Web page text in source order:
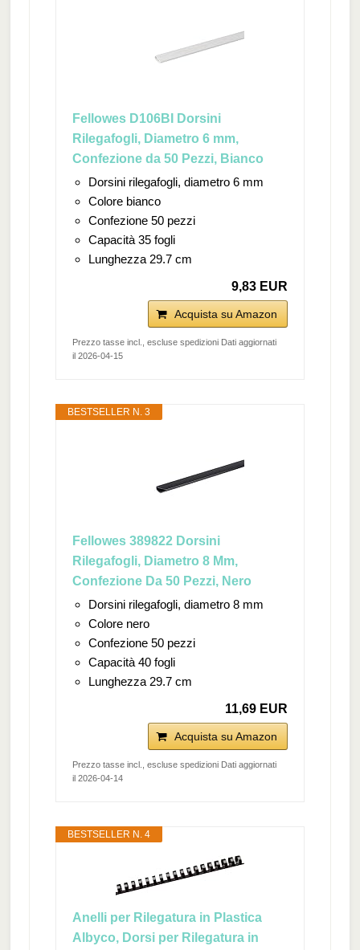
Fellowes D106BI Dorsini
Rilegafogli, Diametro 6 mm,
Confezione da 50 Pezzi, Bianco
Dorsini rilegafogli, diametro 6 mm
Colore bianco
Confezione 50 pezzi
Capacità 35 fogli
Lunghezza 29.7 cm
9,83 EUR
Acquista su Amazon
Prezzo tasse incl., escluse spedizioni Dati aggiornati
il 2026-04-15
BESTSELLER N. 3
Fellowes 389822 Dorsini
Rilegafogli, Diametro 8 Mm,
Confezione Da 50 Pezzi, Nero
Dorsini rilegafogli, diametro 8 mm
Colore nero
Confezione 50 pezzi
Capacità 40 fogli
Lunghezza 29.7 cm
11,69 EUR
Acquista su Amazon
Prezzo tasse incl., escluse spedizioni Dati aggiornati
il 2026-04-14
BESTSELLER N. 4
Anelli per Rilegatura in Plastica
Albyco, Dorsi per Rilegatura in